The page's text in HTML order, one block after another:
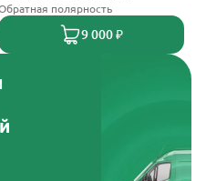
полярность
9 000 ₽